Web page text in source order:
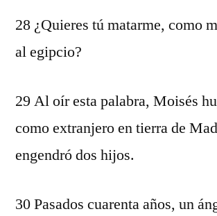
28 ¿Quieres tú matarme, como
al egipcio?
29 Al oír esta palabra, Moisés
como extranjero en tierra de
engendró dos hijos.
30 Pasados cuarenta años, un